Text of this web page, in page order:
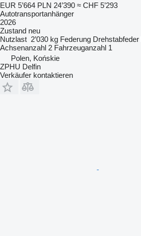
EUR 5’664 PLN 24’390 ≈ CHF 5’293
Autotransportanhänger
2026
Zustand neu
Nutzlast 2’030 kg Federung Drehstabfeder
Achsenanzahl 2 Fahrzeuganzahl 1
Polen, Końskie
ZPHU Delfin
Verkäufer kontaktieren